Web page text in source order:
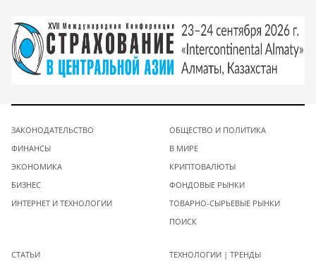
ЗАКОНОДАТЕЛЬСТВО
ФИНАНСЫ
ЭКОНОМИКА
БИЗНЕС
ИНТЕРНЕТ И ТЕХНОЛОГИИ
ОБЩЕСТВО И ПОЛИТИКА
В МИРЕ
КРИПТОВАЛЮТЫ
ФОНДОВЫЕ РЫНКИ
ТОВАРНО-СЫРЬЕВЫЕ РЫНКИ
ПОИСК
СТАТЬИ
ТЕХНОЛОГИИ | ТРЕНДЫ